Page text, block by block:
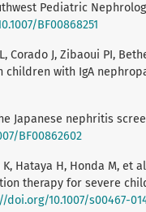
Pediatric
BF00868251
Corado J, Zibaoui PI,
with IgA
Japanese nephritis
BF00862602
K, Hataya H, Honda M,
therapy for severe
doi.org/10.1007/s00467-